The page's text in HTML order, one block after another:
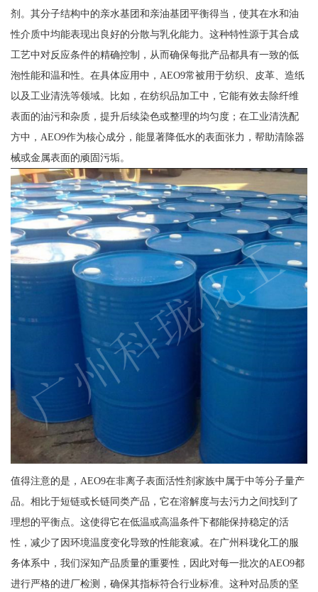
剂。其分子结构中的亲水基团和亲油基团平衡得当，使其在水和油
性介质中均能表现出良好的分散与乳化能力。这种特性源于其合成
工艺中对反应条件的精确控制，从而确保每批产品都具有一致的低
泡性能和温和性。在具体应用中，AEO9常被用于纺织、皮革、造纸
以及工业清洗等领域。比如，在纺织品加工中，它能有效去除纤维
表面的油污和杂质，提升后续染色或整理的均匀度；在工业清洗配
方中，AEO9作为核心成分，能显著降低水的表面张力，帮助清除器
械或金属表面的顽固污垢。
值得注意的是，AEO9在非离子表面活性剂家族中属于中等分子量产
品。相比于短链或长链同类产品，它在溶解度与去污力之间找到了
理想的平衡点。这使得它在低温或高温条件下都能保持稳定的活
性，减少了因环境温度变化导致的性能衰减。在广州科珑化工的服
务体系中，我们深知产品质量的重要性，因此对每一批次的AEO9都
进行严格的进厂检测，确保其指标符合行业标准。这种对品质的坚